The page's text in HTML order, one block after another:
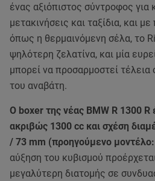
ένας αξιόπιστος σύντροφος για
μετακινήσεις και ταξίδια, και
όπως η θερμαινόμενη σέλα, το
ψηλότερη ζελατίνα, και μία
μπορεί να προσαρμοστεί τέλεια
του αναβάτη.
Ο boxer της νέας BMW R 1300 R
ακριβώς 1300 cc και σχέση
/ 73 mm (προηγούμενο
αύξηση του κυβισμού
μεγαλύτερη διατομής σε